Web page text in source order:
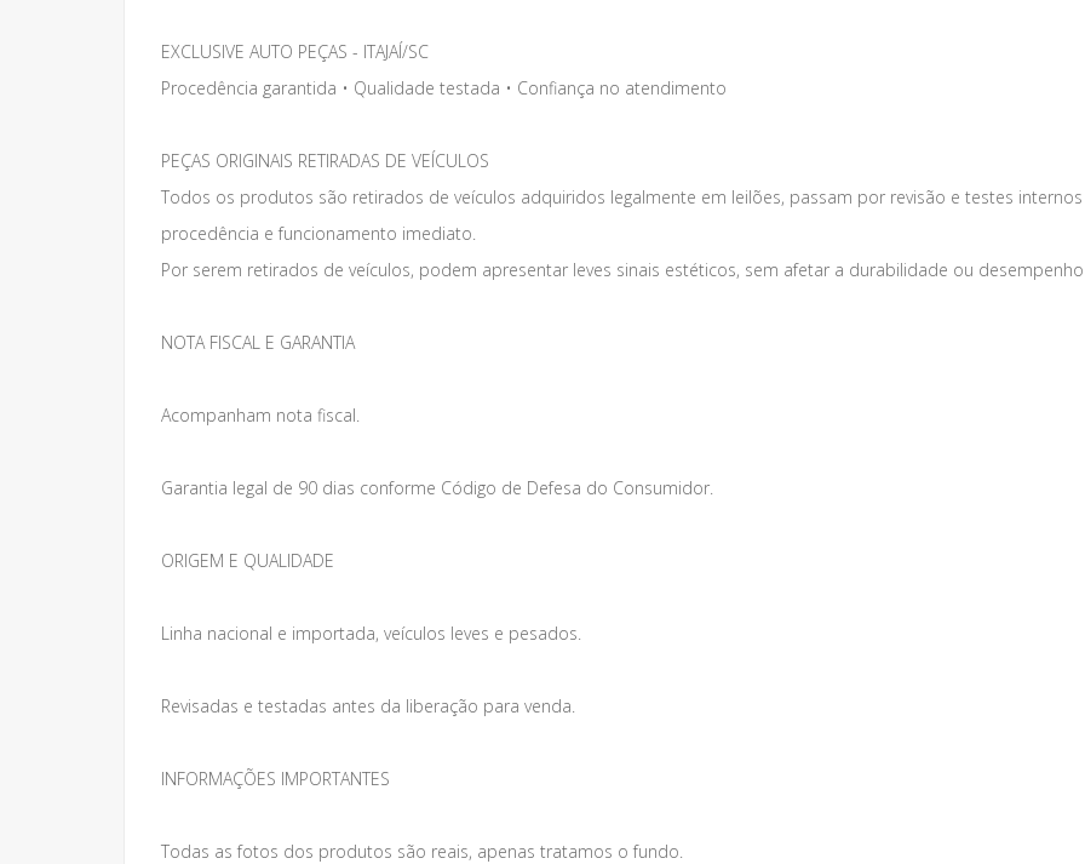
EXCLUSIVE AUTO PEÇAS - ITAJAÍ/SC
Procedência garantida • Qualidade testada • Confiança no atendimento
PEÇAS ORIGINAIS RETIRADAS DE VEÍCULOS
Todos os produtos são retirados de veículos adquiridos legalmente em leilões, passam por revisão e testes
procedência e funcionamento imediato.
Por serem retirados de veículos, podem apresentar leves sinais estéticos, sem afetar a durabilidade ou
NOTA FISCAL E GARANTIA
Acompanham nota fiscal.
Garantia legal de 90 dias conforme Código de Defesa do Consumidor.
ORIGEM E QUALIDADE
Linha nacional e importada, veículos leves e pesados.
Revisadas e testadas antes da liberação para venda.
INFORMAÇÕES IMPORTANTES
Todas as fotos dos produtos são reais, apenas tratamos o fundo.